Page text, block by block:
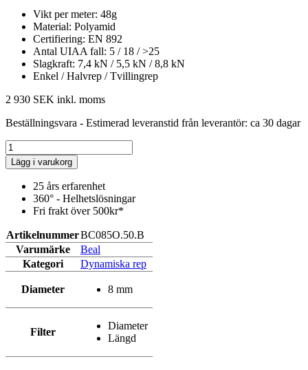
Vikt per meter: 48g
Material: Polyamid
Certifiering: EN 892
Antal UIAA fall: 5 / 18 / >25
Slagkraft: 7,4 kN / 5,5 kN / 8,8 kN
Enkel / Halvrep / Tvillingrep
2 930 SEK inkl. moms
Beställningsvara - Estimerad leveranstid från leverantör: ca 30 dagar
Lägg i varukorg
25 års erfarenhet
360° - Helhetslösningar
Fri frakt över 500kr*
ArtikelnummerBC085O.50.B
Varumärke
Beal
Kategori
Dynamiska rep
Diameter 8 mm
Filter
Diameter
Längd